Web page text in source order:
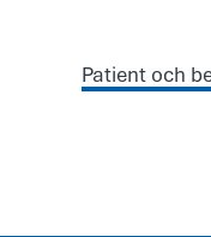
Patient och